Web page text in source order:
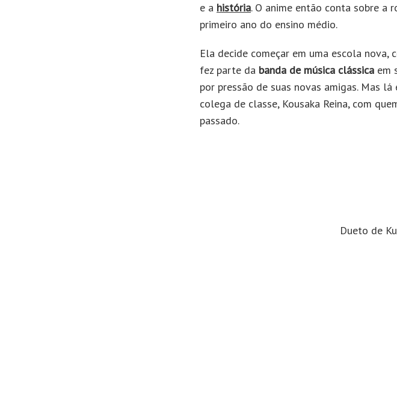
e a história. O anime então conta sobre a
primeiro ano do ensino médio.
Ela decide começar em uma escola nova,
fez parte da banda de música clássica em
por pressão de suas novas amigas. Mas
colega de classe, Kousaka Reina, com
passado.
Dueto de